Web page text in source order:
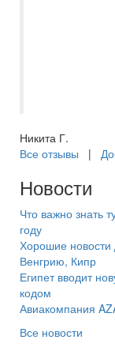
Никита Г.
Все отзывы |
Новости
Что важно знать
году
Хорошие новости
Венгрию, Кипр
Египет вводит
кодом
Авиакомпания
Все новости